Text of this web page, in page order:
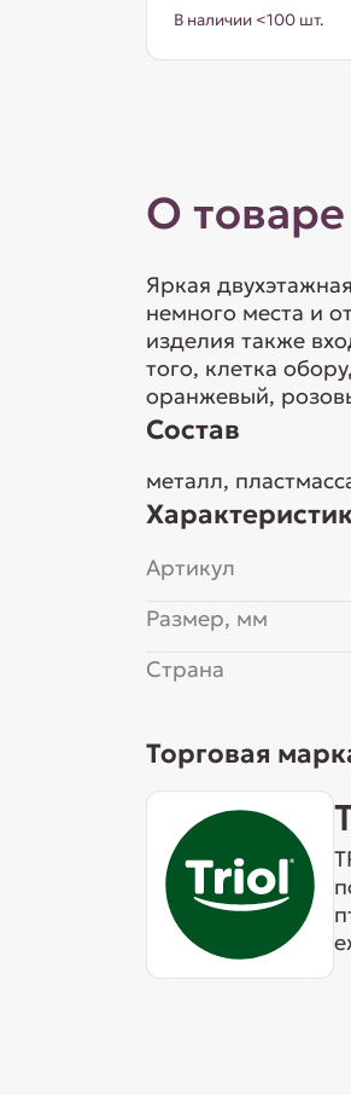
В наличии <100 шт.
О товаре
Яркая
немного места и
изделия также
того, клетка
оранжевый,
Состав
металл,
Артикул
Размер, мм
Страна
Торговая